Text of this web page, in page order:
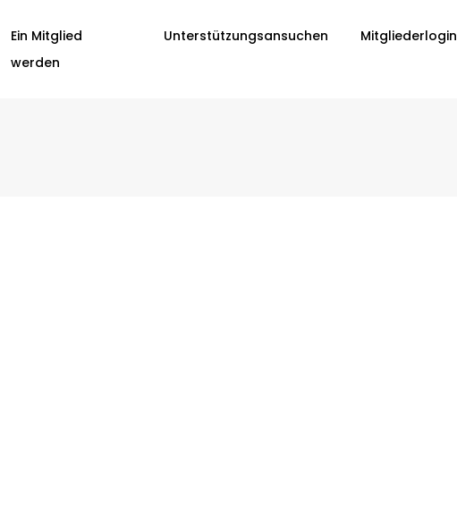
Ein Mitglied
werden
Unterstützungsansuchen Mitgliederlogin